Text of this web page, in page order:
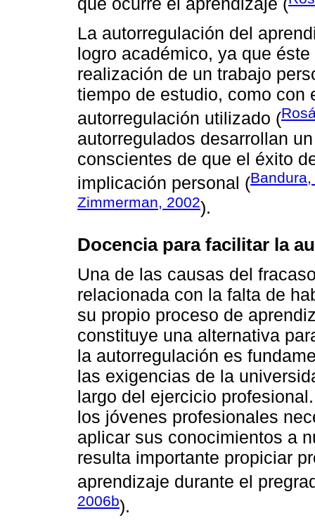
La autorregulación del
logro académico, ya que
realización de un trabajo
tiempo de estudio, como con
autorregulación utilizado (
autorregulados desarrollan
conscientes de que el éxito
implicación personal (
Zimmerman, 2002).
Docencia para facilitar la
Una de las causas del
relacionada con la falta de
su propio proceso de
constituye una alternativa
la autorregulación es
las exigencias de la
largo del ejercicio
los jóvenes profesionales
aplicar sus conocimientos a
resulta importante propiciar
aprendizaje durante el
2006b).